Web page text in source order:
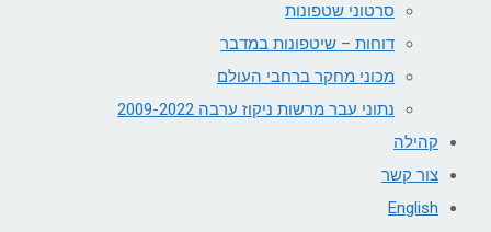
סרטוני שטפונות
דוחות – שיטפונות במדבר
מכוני מחקר ברחבי העולם
נתוני עבר מרשות ניקוז ערבה 2009-2022
קהילה
צור קשר
English